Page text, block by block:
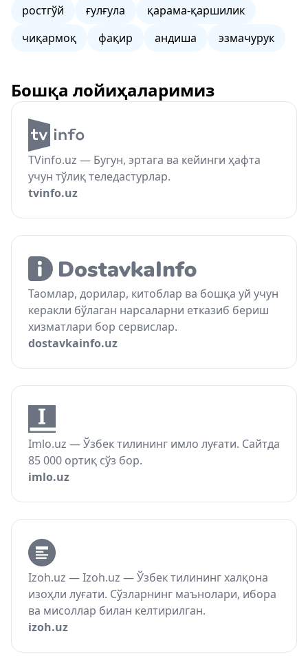
ростгўй
ғулғула
қарама-қаршилик
чиқармоқ
фақир андиша эзмачурук
Бошқа лойиҳаларимиз
TVinfo.uz — Бугун, эртага ва кейинги ҳафта
учун тўлиқ теледастурлар.
tvinfo.uz
Таомлар, дорилар, китоблар ва бошқа уй учун
керакли бўлаган нарсаларни етказиб бериш
хизматлари бор сервислар.
dostavkainfo.uz
Imlo.uz — Ўзбек тилининг имло луғати. Сайтда
85 000 ортиқ сўз бор.
imlo.uz
Izoh.uz — Izoh.uz — Ўзбек тилининг халқона
изоҳли луғати. Сўзларнинг маънолари, ибора
ва мисоллар билан келтирилган.
izoh.uz